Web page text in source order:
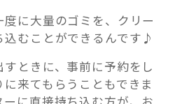
に大量のゴミを、クリー
込むことができるんです♪
ときに、事前に予約をし
来てもらうこともできま